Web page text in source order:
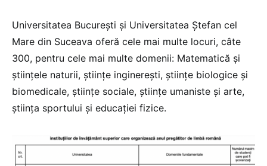
Universitatea București și Universitatea Ștefan cel
Mare din Suceava oferă cele mai multe locuri, câte
300, pentru cele mai multe domenii: Matematică și
științele naturii, științe inginerești, științe biologice și
biomedicale, științe sociale, științe umaniste și arte,
știința sportului și educației fizice.